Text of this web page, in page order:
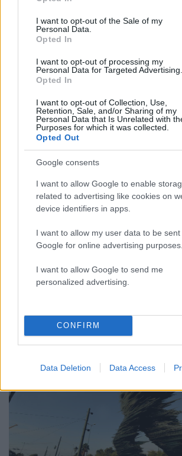
use your data for below specified purposes
consent section.
I want to opt-out of the Sale of my
Personal Data.
Opted In
I want to opt-out of processing my
Personal Data for Targeted Advertising.
Opted In
I want to opt-out of Collection, Use,
Retention, Sale, and/or Sharing of my
Personal Data that Is Unrelated with
Purposes for which it was collected.
Opted Out
Google consents
I want to allow Google to enable
related to advertising like cookies on
device identifiers in apps.
I want to allow my user data to be sent
Google for online advertising purposes.
I want to allow Google to send me
personalized advertising.
CONFIRM
Data Deletion Data Access
12:40 16.10.17
31ος Γύρος Αθήνας: Για λίγες
εγγραφές
16:11